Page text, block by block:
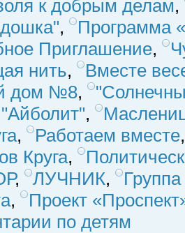
к добрым делам,
,
Программа
Приглашение,
нить,
Вместе
дом №8,
,
, Работаем вместе
Круга,
, ЛУЧНИК,
,
Проект
по детям